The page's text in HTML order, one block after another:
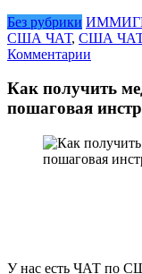
Без рубрики
США ЧАТ, США
Комментарии
Как получить
пошаговая
У нас есть ЧАТ по